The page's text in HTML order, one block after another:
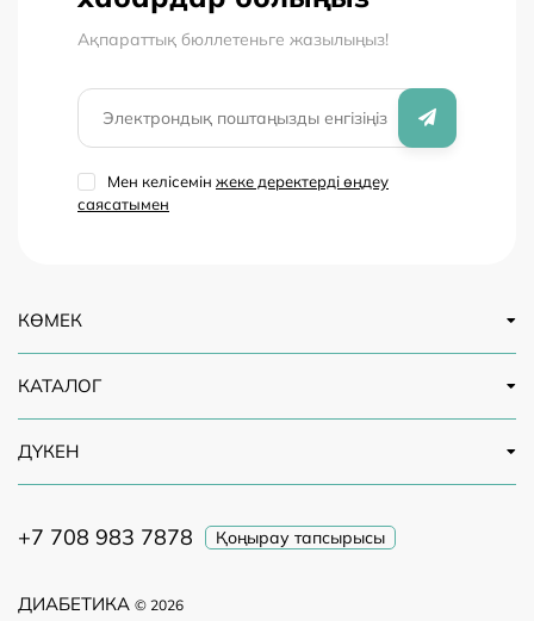
манипуляциялар қажеттілігін азайтып, пациенттің
жайлылығын арттырады.
Ақпараттық бюллетеньге жазылыңыз!
Мен келісемін жеке деректерді өңдеу
саясатымен
ДИАБЕТИКА © 2026
КӨМЕК
КАТАЛОГ
ДҮКЕН
+7 708 983 7878 Қоңырау тапсырысы